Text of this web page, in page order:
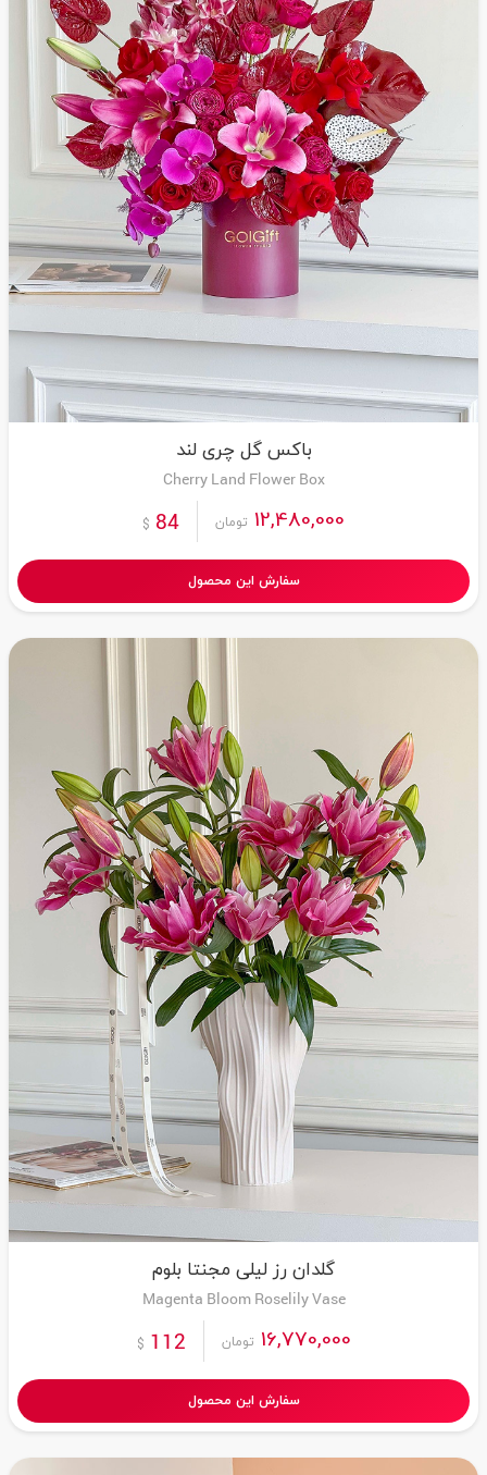
باکس گل چری لند
Cherry Land Flower Box
12,480,000 تومان 84
$
سفارش این محصول
گلدان رز لیلی مجنتا بلوم
Magenta Bloom Roselily Vase
16,770,000 تومان 112
$
سفارش این محصول